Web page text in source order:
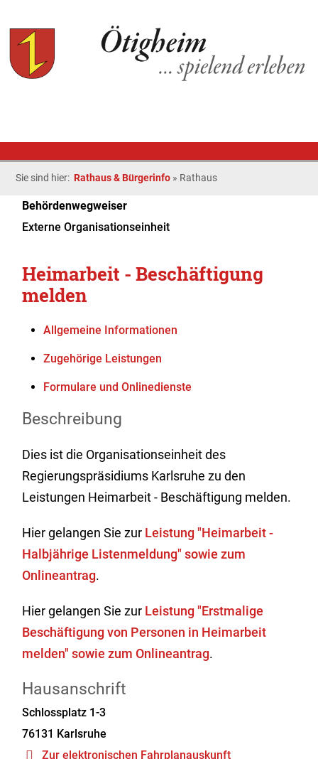
Sie sind hier: Rathaus & Bürgerinfo » Rathaus
Behördenwegweiser
Externe Organisationseinheit
Heimarbeit - Beschäftigung
melden
Allgemeine Informationen
Zugehörige Leistungen
Formulare und Onlinedienste
Beschreibung
Dies ist die Organisationseinheit des
Regierungspräsidiums Karlsruhe zu den
Leistungen Heimarbeit - Beschäftigung melden.
Hier gelangen Sie zur Leistung "Heimarbeit -
Halbjährige Listenmeldung" sowie zum
Onlineantrag.
Hier gelangen Sie zur Leistung "Erstmalige
Beschäftigung von Personen in Heimarbeit
melden" sowie zum Onlineantrag.
Hausanschrift
Schlossplatz 1-3
76131 Karlsruhe
Zur elektronischen Fahrplanauskunft